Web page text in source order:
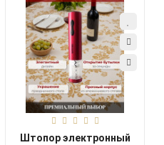
Штопор электронный